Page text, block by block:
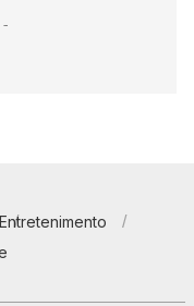
Entretenimento